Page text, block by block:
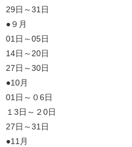
29日～31日
●９月
01日～05日
14日～20日
27日～30日
●10月
01日～０6日
１3日～２0日
27日～31日
●11月